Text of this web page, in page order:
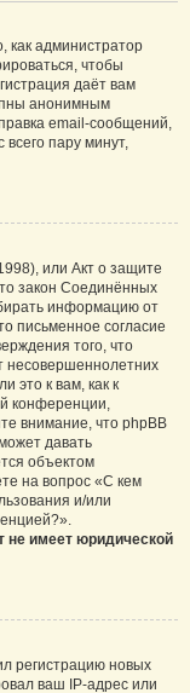
как администратор
чтобы
даёт вам
анонимным
email-сообщений,
всего пару минут,
или Акт о защите
закон Соединённых
информацию от
письменное согласие
того, что
несовершеннолетних
это к вам, как к
конференции,
внимание, что phpBB
давать
объектом
на вопрос «С кем
и/или
не имеет юридической
регистрацию новых
ваш IP-адрес или